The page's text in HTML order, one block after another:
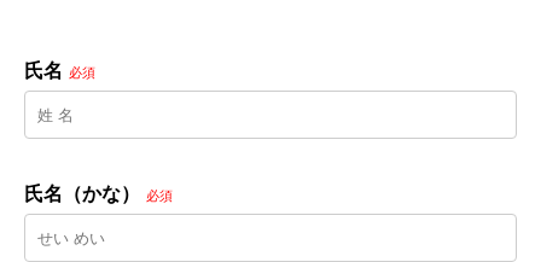
氏名 必須
氏名（かな） 必須